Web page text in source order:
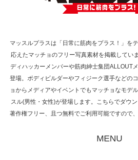
で紹介さ…
た（6/8放送）
マッスルプラスは「日常に筋肉をプラス！」を
応えたマッチョのフリー写真素材を掲載してい
ディハッカーメンバーや筋肉紳士集団ALLOUT
登場。ボディビルダーやフィジーク選手などの
ョからメディアやイベントでもマッチョなモデ
スル(男性・女性)が登場します。こちらでダウ
著作権フリー、且つ無料でご利用可能ですので
MENU